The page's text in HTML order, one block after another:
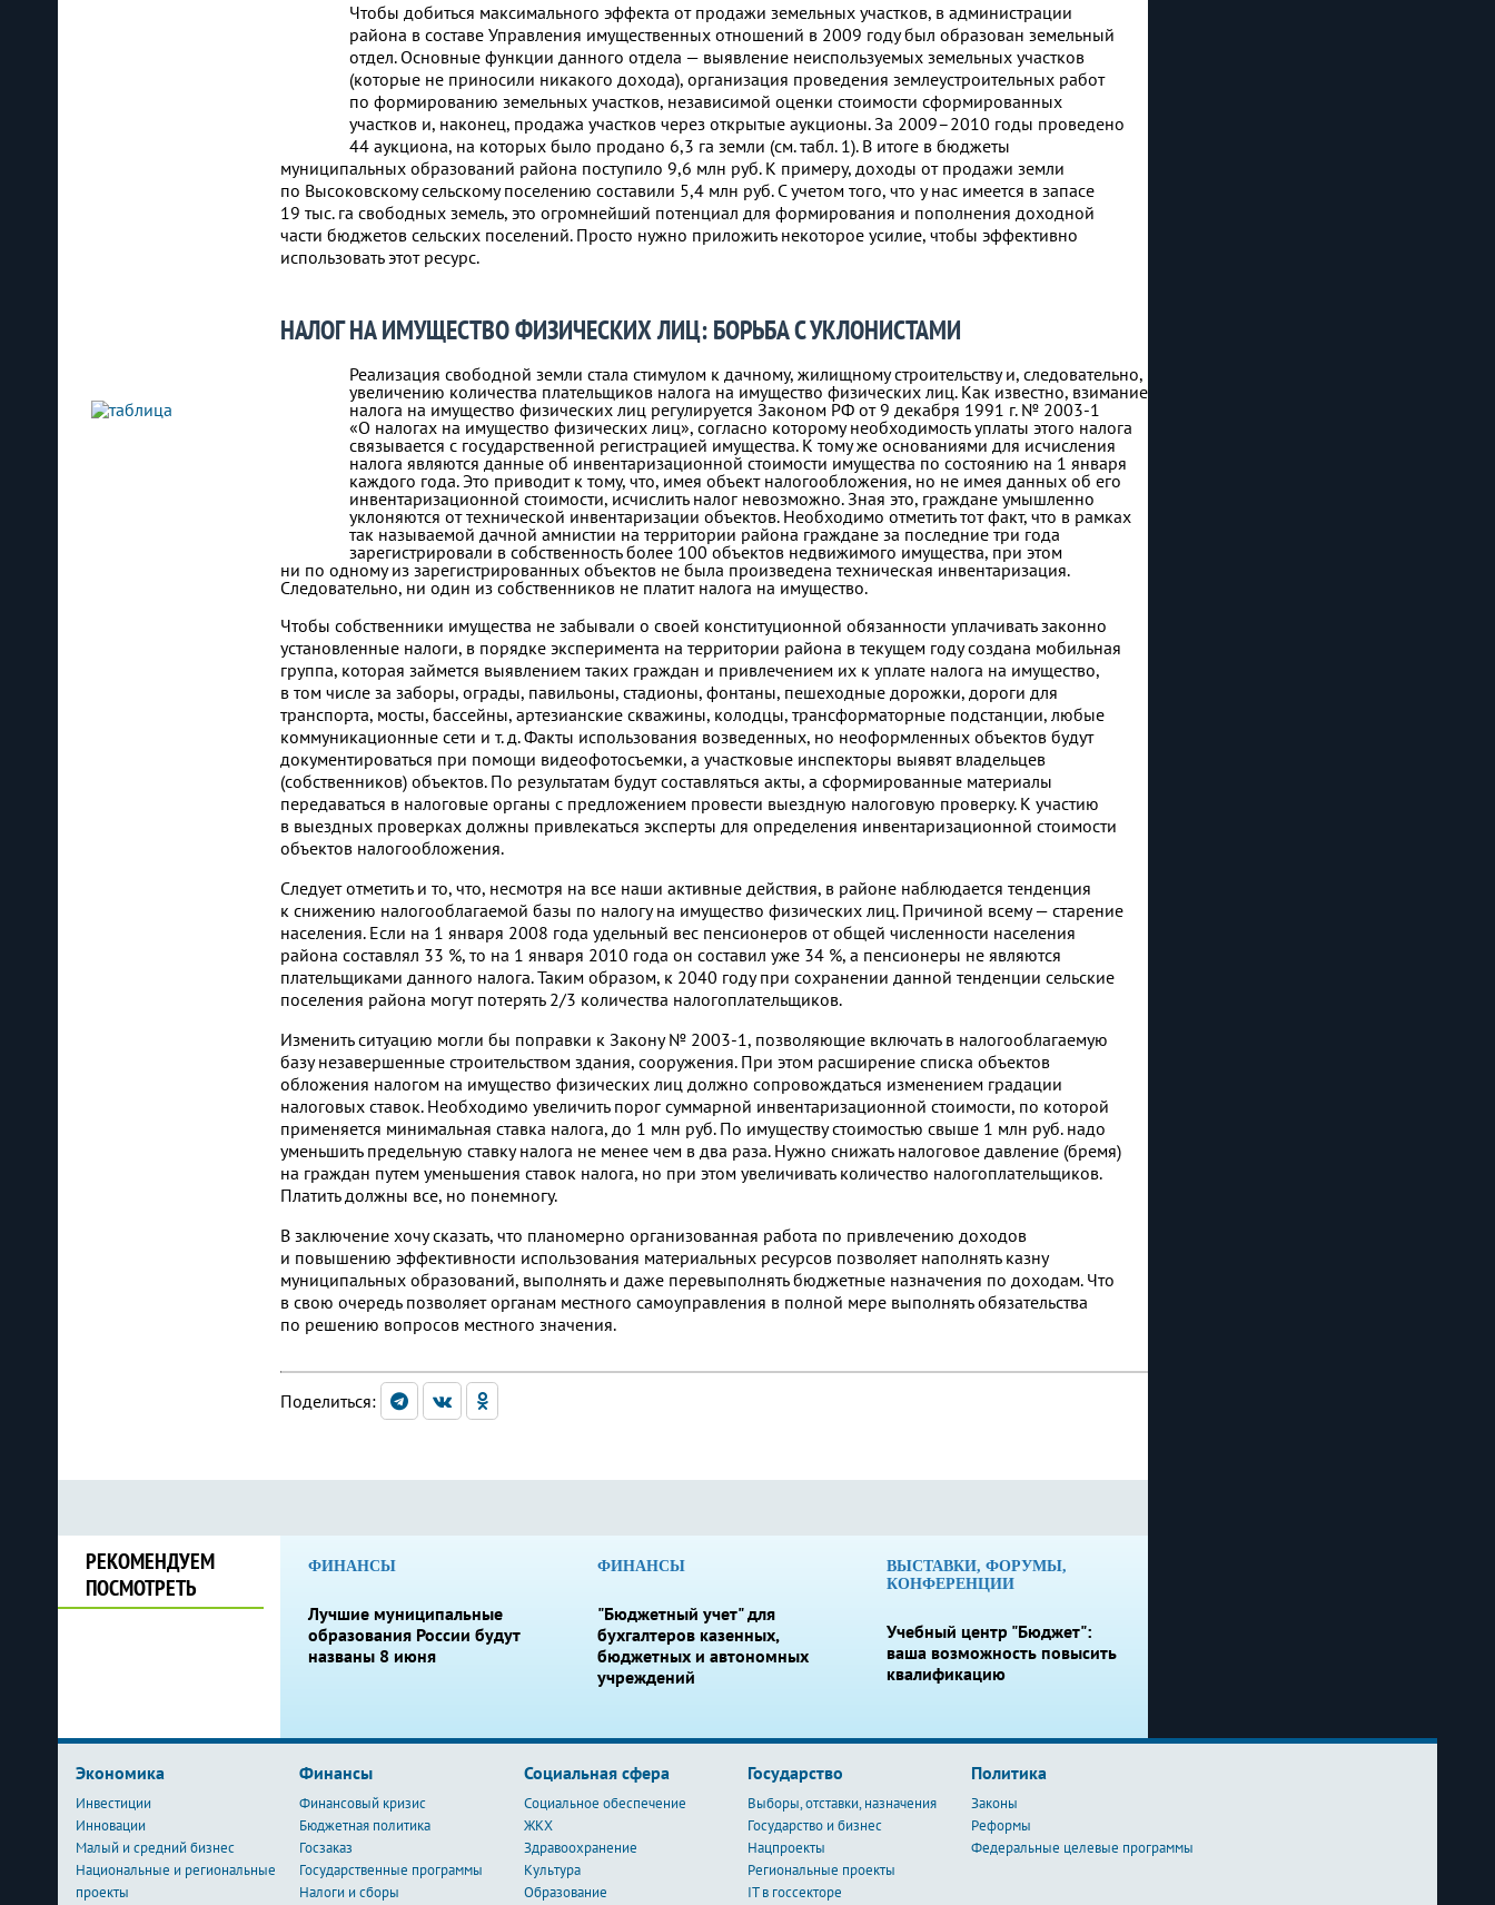
Чтобы добиться максимального эффекта от продажи земельных участков, в администрации
района в составе Управления имущественных отношений в 2009 году был образован земельный
отдел. Основные функции данного отдела — выявление неиспользуемых земельных участков
(которые не приносили никакого дохода), организация проведения землеустроительных работ
по формированию земельных участков, независимой оценки стоимости сформированных
участков и, наконец, продажа участков через открытые аукционы. За 2009–2010 годы проведено
44 аукциона, на которых было продано 6,3 га земли (см. табл. 1). В итоге в бюджеты
муниципальных образований района поступило 9,6 млн руб. К примеру, доходы от продажи земли
по Высоковскому сельскому поселению составили 5,4 млн руб. С учетом того, что у нас имеется в запасе
19 тыс. га свободных земель, это огромнейший потенциал для формирования и пополнения доходной
части бюджетов сельских поселений. Просто нужно приложить некоторое усилие, чтобы эффективно
использовать этот ресурс.
НАЛОГ НА ИМУЩЕСТВО ФИЗИЧЕСКИХ ЛИЦ: БОРЬБА С УКЛОНИСТАМИ
Реализация свободной земли стала стимулом к дачному, жилищному строительству и, следовательно,
увеличению количества плательщиков налога на имущество физических лиц. Как известно, взимание
налога на имущество физических лиц регулируется Законом РФ от 9 декабря 1991 г. № 2003-1
«О налогах на имущество физических лиц», согласно которому необходимость уплаты этого налога
связывается с государственной регистрацией имущества. К тому же основаниями для исчисления
налога являются данные об инвентаризационной стоимости имущества по состоянию на 1 января
каждого года. Это приводит к тому, что, имея объект налогообложения, но не имея данных об его
инвентаризационной стоимости, исчислить налог невозможно. Зная это, граждане умышленно
уклоняются от технической инвентаризации объектов. Необходимо отметить тот факт, что в рамках
так называемой дачной амнистии на территории района граждане за последние три года
зарегистрировали в собственность более 100 объектов недвижимого имущества, при этом
ни по одному из зарегистрированных объектов не была произведена техническая инвентаризация.
Следовательно, ни один из собственников не платит налога на имущество.
Чтобы собственники имущества не забывали о своей конституционной обязанности уплачивать законно
установленные налоги, в порядке эксперимента на территории района в текущем году создана мобильная
группа, которая займется выявлением таких граждан и привлечением их к уплате налога на имущество,
в том числе за заборы, ограды, павильоны, стадионы, фонтаны, пешеходные дорожки, дороги для
транспорта, мосты, бассейны, артезианские скважины, колодцы, трансформаторные подстанции, любые
коммуникационные сети и т. д. Факты использования возведенных, но неоформленных объектов будут
документироваться при помощи видеофотосъемки, а участковые инспекторы выявят владельцев
(собственников) объектов. По результатам будут составляться акты, а сформированные материалы
передаваться в налоговые органы с предложением провести выездную налоговую проверку. К участию
в выездных проверках должны привлекаться эксперты для определения инвентаризационной стоимости
объектов налогообложения.
Следует отметить и то, что, несмотря на все наши активные действия, в районе наблюдается тенденция
к снижению налогооблагаемой базы по налогу на имущество физических лиц. Причиной всему — старение
населения. Если на 1 января 2008 года удельный вес пенсионеров от общей численности населения
района составлял 33 %, то на 1 января 2010 года он составил уже 34 %, а пенсионеры не являются
плательщиками данного налога. Таким образом, к 2040 году при сохранении данной тенденции сельские
поселения района могут потерять 2/3 количества налогоплательщиков.
Изменить ситуацию могли бы поправки к Закону № 2003-1, позволяющие включать в налогооблагаемую
базу незавершенные строительством здания, сооружения. При этом расширение списка объектов
обложения налогом на имущество физических лиц должно сопровождаться изменением градации
налоговых ставок. Необходимо увеличить порог суммарной инвентаризационной стоимости, по которой
применяется минимальная ставка налога, до 1 млн руб. По имуществу стоимостью свыше 1 млн руб. надо
уменьшить предельную ставку налога не менее чем в два раза. Нужно снижать налоговое давление (бремя)
на граждан путем уменьшения ставок налога, но при этом увеличивать количество налогоплательщиков.
Платить должны все, но понемногу.
В заключение хочу сказать, что планомерно организованная работа по привлечению доходов
и повышению эффективности использования материальных ресурсов позволяет наполнять казну
муниципальных образований, выполнять и даже перевыполнять бюджетные назначения по доходам. Что
в свою очередь позволяет органам местного самоуправления в полной мере выполнять обязательства
по решению вопросов местного значения.
Поделиться:
РЕКОМЕНДУЕМ
ПОСМОТРЕТЬ
ФИНАНСЫ
Лучшие муниципальные
образования России будут
названы 8 июня
ФИНАНСЫ
"Бюджетный учет" для
бухгалтеров казенных,
бюджетных и автономных
учреждений
ВЫСТАВКИ, ФОРУМЫ,
КОНФЕРЕНЦИИ
Учебный центр "Бюджет":
ваша возможность повысить
квалификацию
Экономика
Инвестиции
Инновации
Малый и средний бизнес
Национальные и региональные
проекты
Финансы
Финансовый кризис
Бюджетная политика
Госзаказ
Государственные программы
Налоги и сборы
Социальная сфера
Социальное обеспечение
ЖКХ
Здравоохранение
Культура
Образование
Государство
Выборы, отставки, назначения
Государство и бизнес
Нацпроекты
Региональные проекты
IT в госсекторе
Политика
Законы
Реформы
Федеральные целевые программы